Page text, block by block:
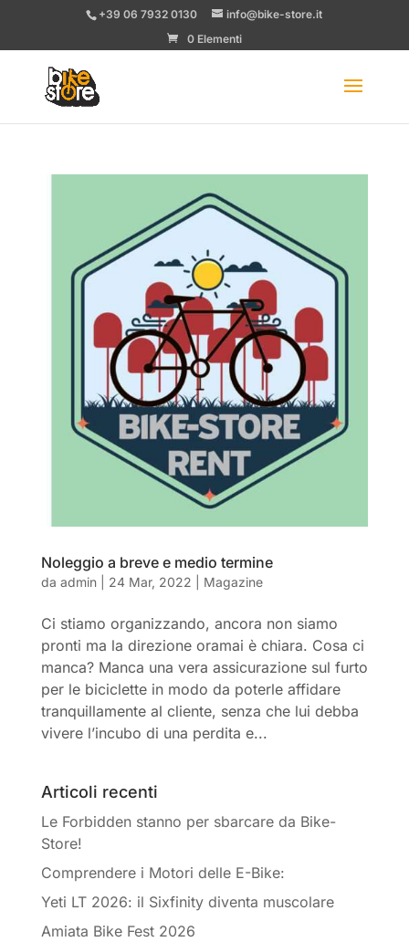
+39 06 7932 0130
info@bike-store.it
0 Elementi
Noleggio a breve e medio termine
da admin| 24 Mar, 2022 Magazine
Ci stiamo organizzando, ancora non siamo
pronti ma la direzione oramai è chiara. Cosa ci
manca? Manca una vera assicurazione sul furto
per le biciclette in modo da poterle affidare
tranquillamente al cliente, senza che lui debba
vivere l’incubo di una perdita e...
Articoli recenti
Le Forbidden stanno per sbarcare da Bike-
Store!
Comprendere i Motori delle E-Bike:
Yeti LT 2026: il Sixfinity diventa muscolare
Amiata Bike Fest 2026